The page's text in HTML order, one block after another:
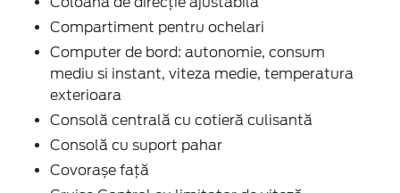
Compartiment pentru ochelari
Computer de bord: autonomie, consum
mediu si instant, viteza medie, temperatura
exterioara
Consolă centrală cu cotieră culisantă
Consolă cu suport pahar
Covorașe față